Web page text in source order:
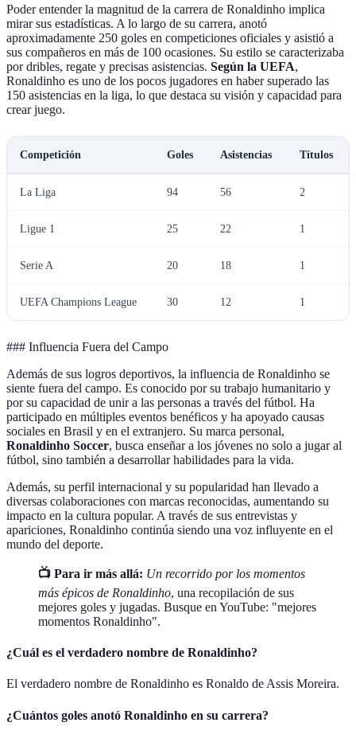
Poder entender la magnitud de la carrera de Ronaldinho implica
mirar sus estadísticas. A lo largo de su carrera, anotó
aproximadamente 250 goles en competiciones oficiales y asistió a
sus compañeros en más de 100 ocasiones. Su estilo se caracterizaba
por dribles, regate y precisas asistencias. Según la UEFA,
Ronaldinho es uno de los pocos jugadores en haber superado las
150 asistencias en la liga, lo que destaca su visión y capacidad para
crear juego.
Competición Goles Asistencias Títulos
La Liga 94 56 2
Ligue 1 25 22 1
Serie A 20 18 1
UEFA Champions League 30 12 1
### Influencia Fuera del Campo
Además de sus logros deportivos, la influencia de Ronaldinho se
siente fuera del campo. Es conocido por su trabajo humanitario y
por su capacidad de unir a las personas a través del fútbol. Ha
participado en múltiples eventos benéficos y ha apoyado causas
sociales en Brasil y en el extranjero. Su marca personal,
Ronaldinho Soccer, busca enseñar a los jóvenes no solo a jugar al
fútbol, sino también a desarrollar habilidades para la vida.
Además, su perfil internacional y su popularidad han llevado a
diversas colaboraciones con marcas reconocidas, aumentando su
impacto en la cultura popular. A través de sus entrevistas y
apariciones, Ronaldinho continúa siendo una voz influyente en el
mundo del deporte.
📺 Para ir más allá: Un recorrido por los momentos
más épicos de Ronaldinho, una recopilación de sus
mejores goles y jugadas. Busque en YouTube: "mejores
momentos Ronaldinho".
¿Cuál es el verdadero nombre de Ronaldinho?
El verdadero nombre de Ronaldinho es Ronaldo de Assis Moreira.
¿Cuántos goles anotó Ronaldinho en su carrera?